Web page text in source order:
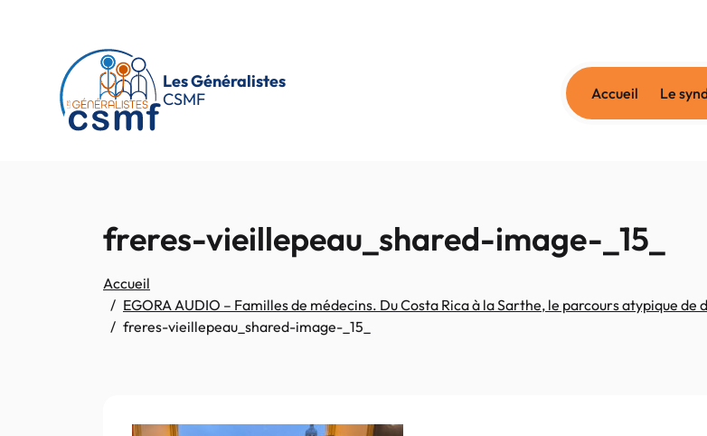
Les Généralistes
CSMF
Accueil Le
freres-vieillepeau_shared-image-_15_
Accueil
EGORA AUDIO – Familles de médecins. Du Costa Rica à la Sarthe, le parcours atypique
freres-vieillepeau_shared-image-_15_